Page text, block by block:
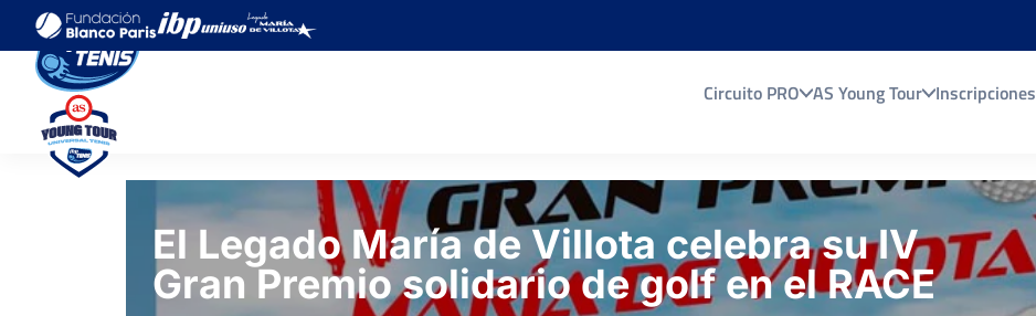
Circuito PRO AS Young Tour Inscripciones
El Legado María de Villota celebra su IV
Gran Premio solidario de golf en el RACE